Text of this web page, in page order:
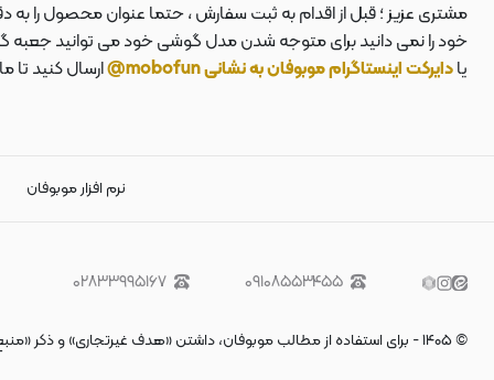
مشتری عزیز ؛ قبل از اقدام به ثبت سفارش ، حتما عنوان محصول را
خود را نمی دانید برای متوجه شدن مدل گوشی خود می توانید جعبه
یادایرکت اینستاگرام موبوفان به نشانی mobofun@ ارسال کنید
نرم افزار موبوفان
۰۹۱۰۸۵۵۳۴۵۵ ۰۲۸۳۳۹۹۵۱۶۷
©۱۴۰۵- برای استفاده از مطالب موبوفان، داشتن «هدف غیرتجاری» و ذکر